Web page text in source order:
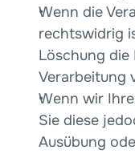
Wenn die
rechtswidrig
Löschung die
Verarbeitung
Wenn wir
Sie diese
Ausübung